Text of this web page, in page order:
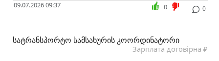
09.07.2026 09:37 0
0
ᲡᲐᲢᲠᲐᲜᲡᲞᲝᲠᲢᲝ ᲡᲐᲛᲡᲐᲮᲣᲠᲘᲡ ᲙᲝᲝᲠᲓᲘᲜᲐᲢᲝᲠᲘ
Зарплата договірна ₽